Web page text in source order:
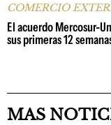
COMERCIO
El acuerdo Mercosur-
sus primeras 12
MAS